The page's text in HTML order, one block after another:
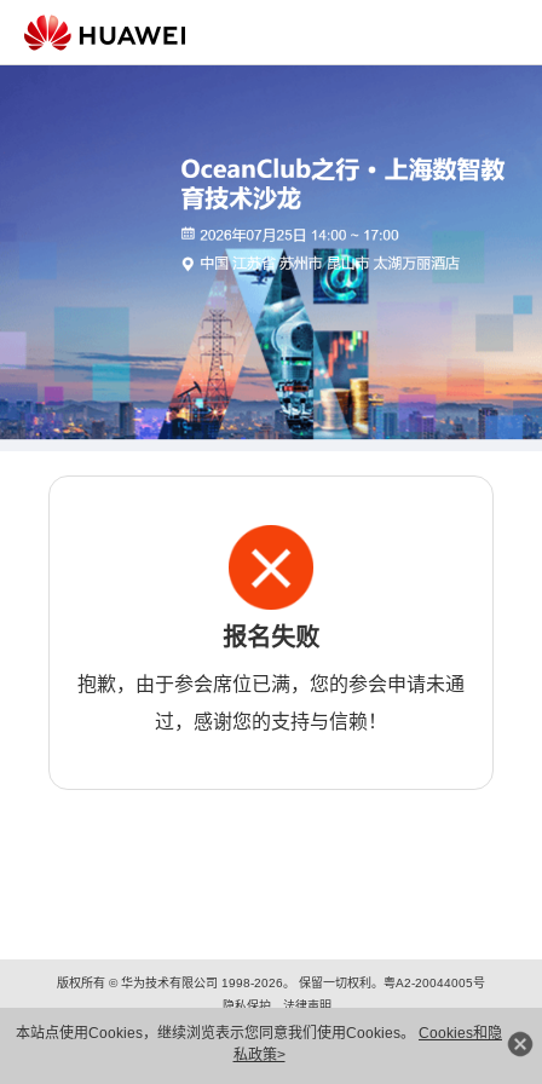
本站点使用Cookies，继续浏览表示您同意我们使用Cookies。 Cookies和隐
私政策>
报名失败
抱歉，由于参会席位已满，您的参会申请未通
过，感谢您的支持与信赖！
版权所有 © 华为技术有限公司 1998-2026。 保留一切权利。粤A2-20044005号
隐私保护
法律声明